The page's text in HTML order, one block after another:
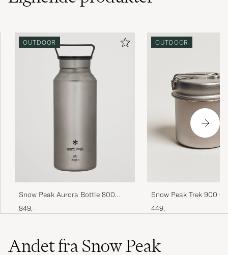
OUTDOOR
Snow Peak Aurora Bottle 800
Titanium
849,-
OUTDOOR
Snow Peak Trek 900
Titanium
449,-
Andet fra Snow Peak